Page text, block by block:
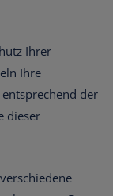
Ihrer
Ihre
der
dieser